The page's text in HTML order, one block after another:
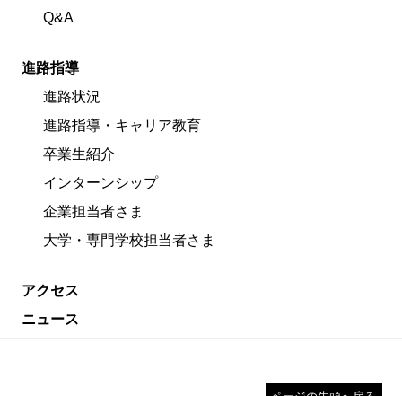
Q&A
進路指導
進路状況
進路指導・キャリア教育
卒業生紹介
インターンシップ
企業担当者さま
大学・専門学校担当者さま
アクセス
ニュース